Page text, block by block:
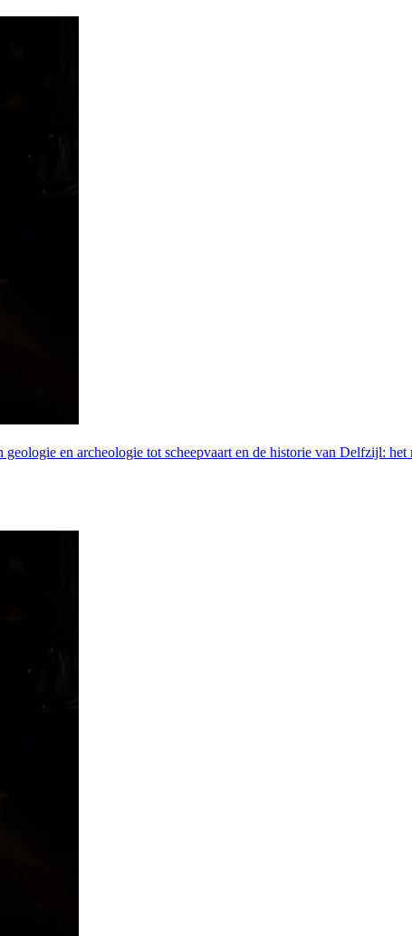
en archeologie tot scheepvaart en de historie van Delfzijl: het